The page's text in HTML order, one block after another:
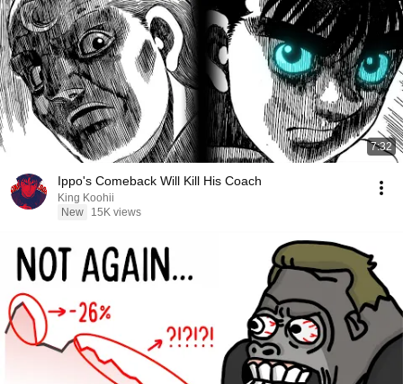
7:32
Ippo's Comeback Will Kill His Coach
King Koohii
New
15K views